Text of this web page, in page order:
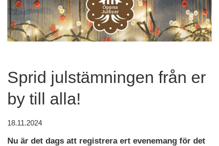
Sprid julstämningen från er
by till alla!
18.11.2024
Nu är det dags att registrera ert evenemang för det